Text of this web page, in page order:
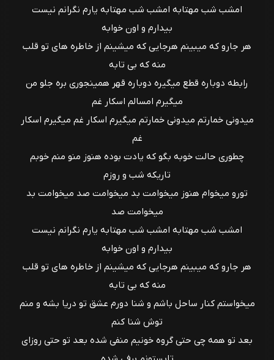
امشب شب مهتابه امشب شب مهتابه یارم نگرانم نیست
بیدارم و اون خوابه
هر جارو که میبینم هرجایی که میشینم از خاطره های تو قلب
منه که بی تابه
رابطه دوباره قطع میگیره دوباره قهر همینجوری بره جلو من
میگیرم امسالم اسکار غم
میدونی خمارتم میدونی خمارتم میگیرم اسکار غم میگیرم اسکار
غم
چطوری حالت خوبه بگو که یادت بوده هنوز منو منم خوبم
تاریکه شب و روزم
تورو میخوام هنوز میخوامت بد میخوامت صد میخوامت بد
میخوامت صد
امشب شب مهتابه امشب شب مهتابه یارم نگرانم نیست
بیدارم و اون خوابه
هر جارو که میبینم هرجایی که میشینم از خاطره های تو قلب
منه که بی تابه
میخواستم کنار ساحل باشم و شنا دورم عشق تو دریا بشه و منم
توش شنا کنم
بعد تو همه چی حتی گروه خونیم منفی شده بعد تو حتی روزای